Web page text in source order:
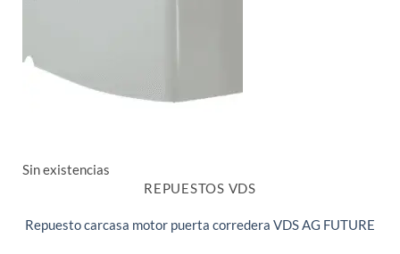
Sin existencias
REPUESTOS VDS
Repuesto carcasa motor puerta corredera VDS AG FUTURE